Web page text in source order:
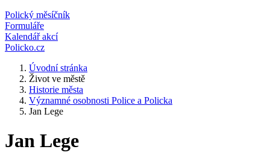
Polický měsíčník
Formuláře
Kalendář akcí
Policko.cz
Úvodní stránka
Život ve městě
Historie města
Významné osobnosti Police a Policka
Jan Lege
Jan Lege